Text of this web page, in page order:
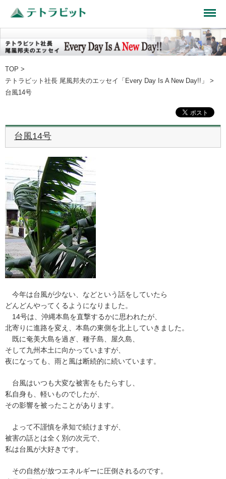
TOP >
テトラビット社長 尾風邦夫のエッセイ「Every Day Is A New Day!!」
>
台風14号
台風14号
今年は台風が少ない、などという話をしていたら
どんどんやってくるようになりました。
14号は、沖縄本島を直撃するかに思われたが、
北寄りに進路を変え、本島の東側を北上していきました。
既に奄美大島を過ぎ、種子島、屋久島、
そして九州本土に向かっていますが、
夜になっても、雨と風は断続的に続いています。
台風はいつも大変な被害をもたらすし、
私自身も、軽いものでしたが、
その影響を被ったことがあります。
よって不謹慎を承知で続けますが、
被害の話とは全く別の次元で、
私は台風が大好きです。
その自然が放つエネルギーに圧倒されるのです。